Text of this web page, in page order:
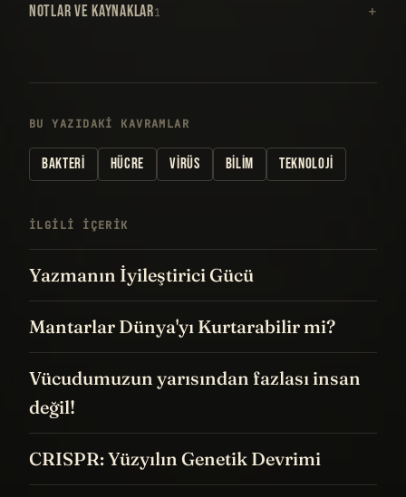
NOTLAR VE KAYNAKLAR1
BU YAZIDAKI KAVRAMLAR
BAKTERI HÜCRE VIRÜS BILIM TEKNOLOJI
İLGILI IÇERIK
Yazmanın İyileştirici Gücü
Mantarlar Dünya'yı Kurtarabilir mi?
Vücudumuzun yarısından fazlası insan
değil!
CRISPR: Yüzyılın Genetik Devrimi